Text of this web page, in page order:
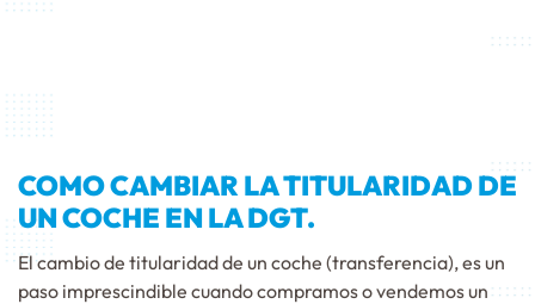
COMO CAMBIAR LA TITULARIDAD DE
UN COCHE EN LA DGT.
El cambio de titularidad de un coche (transferencia), es un
paso imprescindible cuando compramos o vendemos un